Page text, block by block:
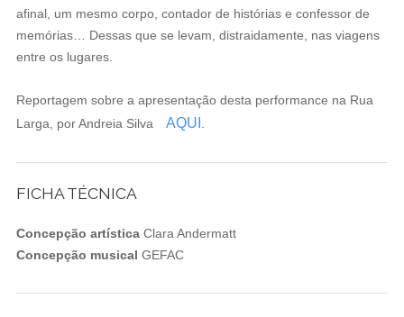
afinal, um mesmo corpo, contador de histórias e confessor de
memórias… Dessas que se levam, distraidamente, nas viagens
entre os lugares.
Reportagem sobre a apresentação desta performance na Rua
Larga, por Andreia Silva
AQUI
FICHA TÉCNICA
Concepção artísticaClara Andermatt
Concepção musical GEFAC